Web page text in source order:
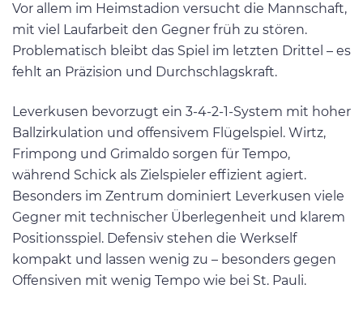
Vor allem im Heimstadion versucht die Mannschaft,
mit viel Laufarbeit den Gegner früh zu stören.
Problematisch bleibt das Spiel im letzten Drittel – es
fehlt an Präzision und Durchschlagskraft.
Leverkusen bevorzugt ein 3-4-2-1-System mit hoher
Ballzirkulation und offensivem Flügelspiel. Wirtz,
Frimpong und Grimaldo sorgen für Tempo,
während Schick als Zielspieler effizient agiert.
Besonders im Zentrum dominiert Leverkusen viele
Gegner mit technischer Überlegenheit und klarem
Positionsspiel. Defensiv stehen die Werkself
kompakt und lassen wenig zu – besonders gegen
Offensiven mit wenig Tempo wie bei St. Pauli.